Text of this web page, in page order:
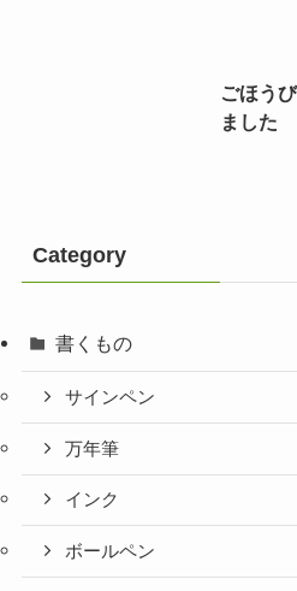
ごほう
ました
Category
書くもの
サインペン
万年筆
インク
ボールペン